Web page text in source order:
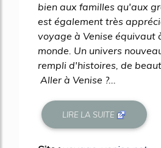
bien aux familles qu'aux
est également très
voyage à Venise équivaut
monde. Un univers
rempli d'histoires, de
Aller à Venise ?...
LIRE LA SUITE